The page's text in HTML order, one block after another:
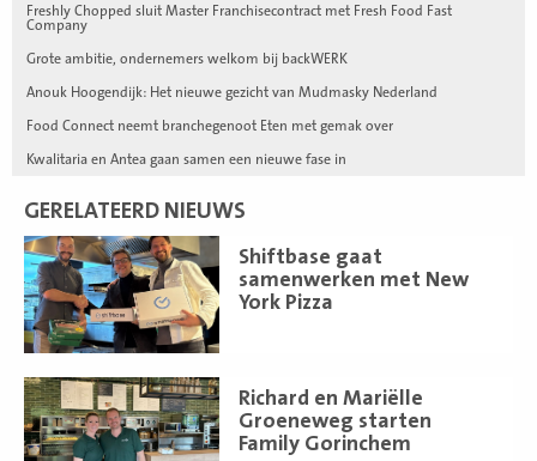
Freshly Chopped sluit Master Franchisecontract met Fresh Food Fast
Company
Grote ambitie, ondernemers welkom bij backWERK
Anouk Hoogendijk: Het nieuwe gezicht van Mudmasky Nederland
Food Connect neemt branchegenoot Eten met gemak over
Kwalitaria en Antea gaan samen een nieuwe fase in
GERELATEERD NIEUWS
Shiftbase gaat
samenwerken met New
York Pizza
Lees
meer
Richard en Mariëlle
Groeneweg starten
Family Gorinchem
Lees
meer